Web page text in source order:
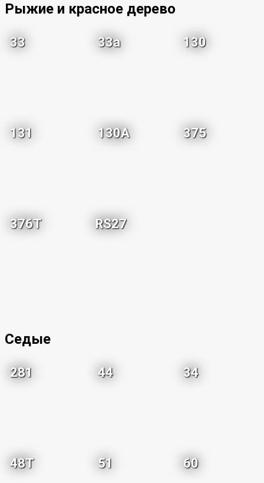
Рыжие и красное дерево
33 33a 130
131 130A 375
376T RS27
Седые
281 44 34
48T 51 60